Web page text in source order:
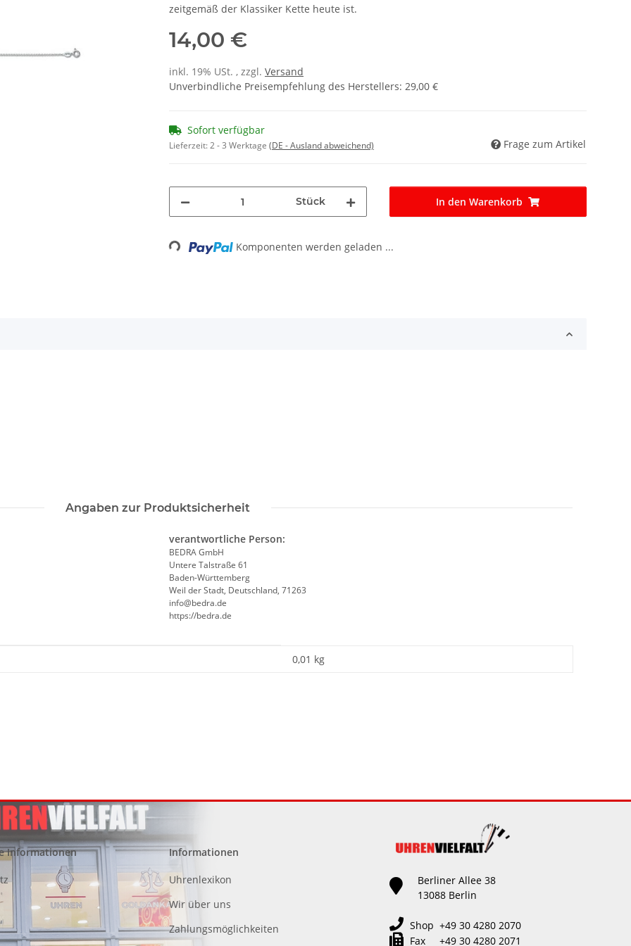
zeitgemäß der Klassiker Kette heute ist.
14,00 €
inkl. 19% USt. , zzgl. Versand
Unverbindliche Preisempfehlung des Herstellers: 29,00 €
Sofort verfügbar
Lieferzeit:2 - 3 Werktage (DE - Ausland abweichend) Frage zum Artikel
Stück In den Warenkorb
Loading... Komponenten werden geladen ...
Angaben zur Produktsicherheit
verantwortliche Person:
BEDRA GmbH
Untere Talstraße 61
Baden-Württemberg
Weil der Stadt, Deutschland, 71263
info@bedra.de
https://bedra.de
0,01 kg
Informationen Informationen
Uhrenlexikon
Wir über uns
Zahlungsmöglichkeiten
Berliner Allee 38
13088 Berlin
Shop +49 30 4280 2070
Fax +49 30 4280 2071